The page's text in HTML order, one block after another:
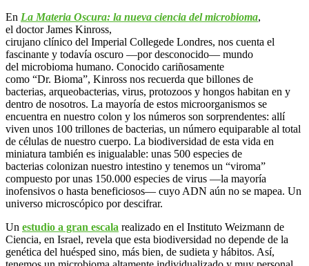
En La Materia Oscura: la nueva ciencia delmicrobioma,
el doctor James Kinross,
cirujano clínico del Imperial Collegede Londres, nos cuenta el
fascinante y todavía oscuro —por desconocido— mundo
del microbioma humano. Conocido cariñosamente
como “Dr. Bioma”, Kinross nos recuerda que billones de
bacterias, arqueobacterias, virus, protozoos y hongos habitan en y
dentro de nosotros. La mayoría de estos microorganismos se
encuentra en nuestro colon y los números son sorprendentes: allí
viven unos 100 trillones de bacterias, un número equiparable al total
de células de nuestro cuerpo. La biodiversidad de esta vida en
miniatura también es inigualable: unas 500 especies de
bacterias colonizan nuestro intestino y tenemos un “viroma”
compuesto por unas 150.000 especies de virus —la mayoría
inofensivos o hasta beneficiosos— cuyo ADN aún no se mapea. Un
universo microscópico por descifrar.
Un estudio a gran escala realizado en el Instituto Weizmann de
Ciencia, en Israel, revela que esta biodiversidad no depende de la
genética del huésped sino, más bien, de sudieta y hábitos. Así,